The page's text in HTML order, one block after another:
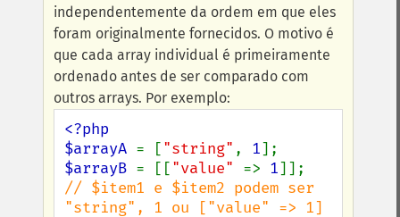
independentemente da ordem em que eles
foram originalmente fornecidos. O motivo é
que cada array individual é primeiramente
ordenado antes de ser comparado com
outros arrays. Por exemplo:
<?php
$arrayA = ["string" , 1
$arrayB = [["value" => 1
// $item1 e $item2 podem ser